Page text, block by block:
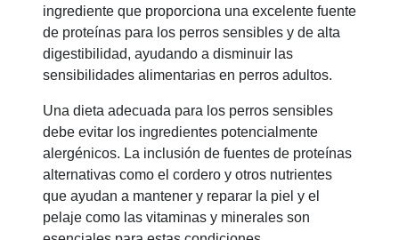
ingrediente que proporciona una excelente fuente
de proteínas para los perros sensibles y de alta
digestibilidad, ayudando a disminuir las
sensibilidades alimentarias en perros adultos.
Una dieta adecuada para los perros sensibles
debe evitar los ingredientes potencialmente
alergénicos. La inclusión de fuentes de proteínas
alternativas como el cordero y otros nutrientes
que ayudan a mantener y reparar la piel y el
pelaje como las vitaminas y minerales son